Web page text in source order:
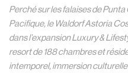
Perché sur les falaises de
Pacifique, le Waldorf Astoria
dans l’expansion Luxury &
resort de 188 chambres et
intemporel, immersion